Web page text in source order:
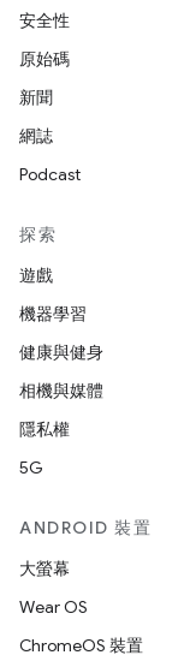
安全性
原始碼
新聞
網誌
Podcast
探索
遊戲
機器學習
健康與健身
相機與媒體
隱私權
5G
ANDROID 裝置
大螢幕
Wear OS
ChromeOS 裝置